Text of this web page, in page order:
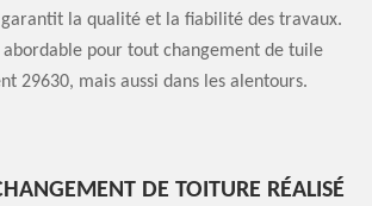
la qualité et la fiabilité des travaux.
abordable pour tout changement de tuile
29630, mais aussi dans les alentours.
DE TOITURE RÉALISÉ